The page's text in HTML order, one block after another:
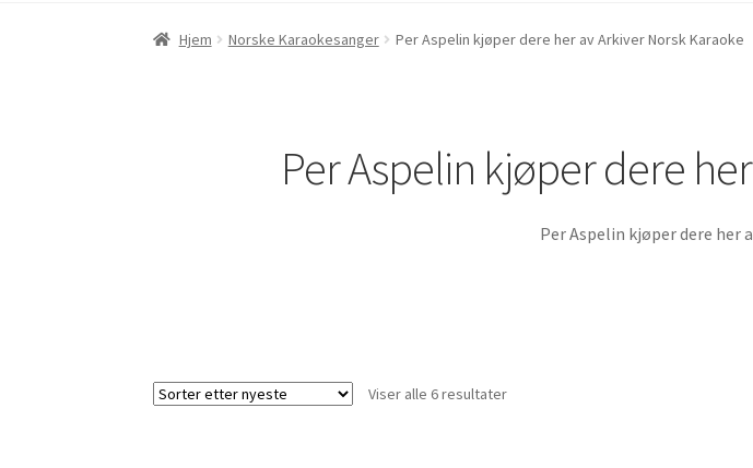
Hjem Norske Karaokesanger Per Aspelin kjøper dere her av Arkiver Norsk Karaoke
Per Aspelin kjøper dere
Per Aspelin kjøper dere her
Viser alle 6 resultaterSortert